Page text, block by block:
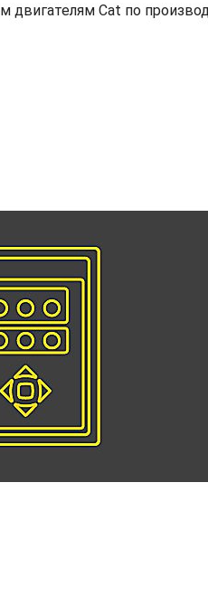
Cat по